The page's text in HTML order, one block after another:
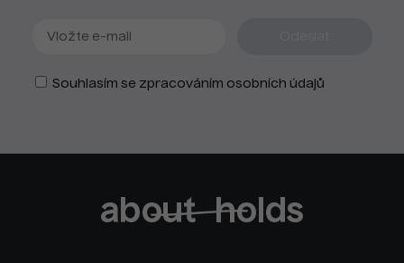
Souhlasím se zpracováním osobních údajů